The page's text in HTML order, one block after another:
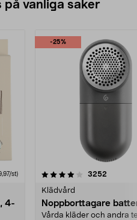
på vanliga saker
st)
4-
-25%
3252
Klädvård
Noppborttagare
Vårda kläder och andra
4.5av 5 stjärnor